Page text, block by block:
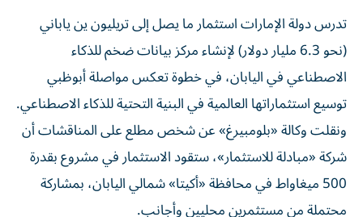
تدرس دولة الإمارات استثمار ما يصل إلى تريليون ين ياباني
(نحو 6.3 مليار دولار) لإنشاء مركز بيانات ضخم للذكاء
الاصطناعي في اليابان، في خطوة تعكس مواصلة أبوظبي
توسيع استثماراتها العالمية في البنية التحتية للذكاء الاصطناعي.
ونقلت وكالة «بلومبيرغ» عن شخص مطلع على المناقشات أن
شركة «مبادلة للاستثمار»، ستقود الاستثمار في مشروع بقدرة
500 ميغاواط في محافظة «أكيتا» شمالي اليابان، بمشاركة
محتملة من مستثمرين محليين وأجانب.